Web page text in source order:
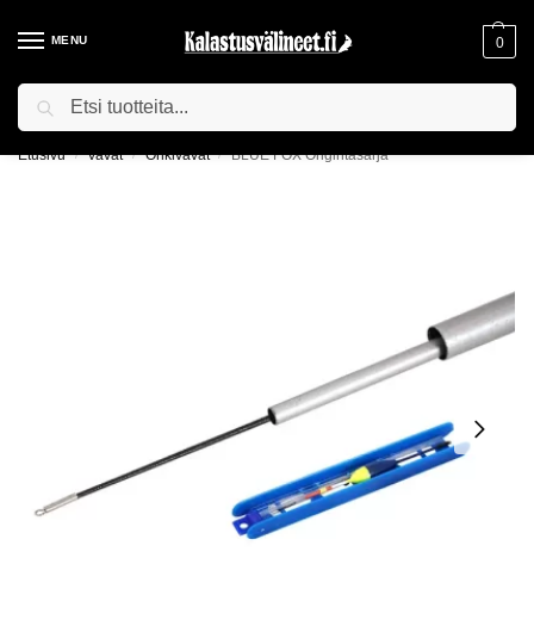
MENU 0
ILMAINEN TOIMITUS YLI 75€ TILAUKSILLE!
Etusivu / Vavat / Onkivavat / BLUE FOX Ongintasarja